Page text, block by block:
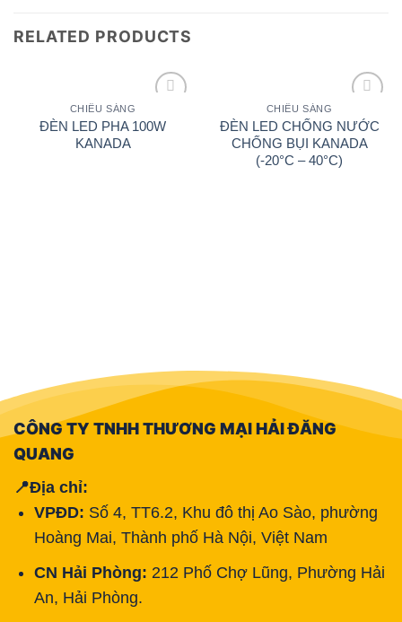
RELATED PRODUCTS
wishlist
CHIẾU SÁNG
ĐÈN LED PHA 100W
KANADA
Add to
wishlist
CHIẾU SÁNG
ĐÈN LED CHỐNG NƯỚC
CHỐNG BỤI KANADA
(-20°C – 40°C)
CÔNG TY TNHH THƯƠNG MẠI HẢI ĐĂNG
QUANG
📍Địa chỉ:
VPĐD: Số 4, TT6.2, Khu đô thị Ao Sào, phường
Hoàng Mai, Thành phố Hà Nội, Việt Nam
CN Hải Phòng: 212 Phố Chợ Lũng, Phường Hải
An, Hải Phòng.